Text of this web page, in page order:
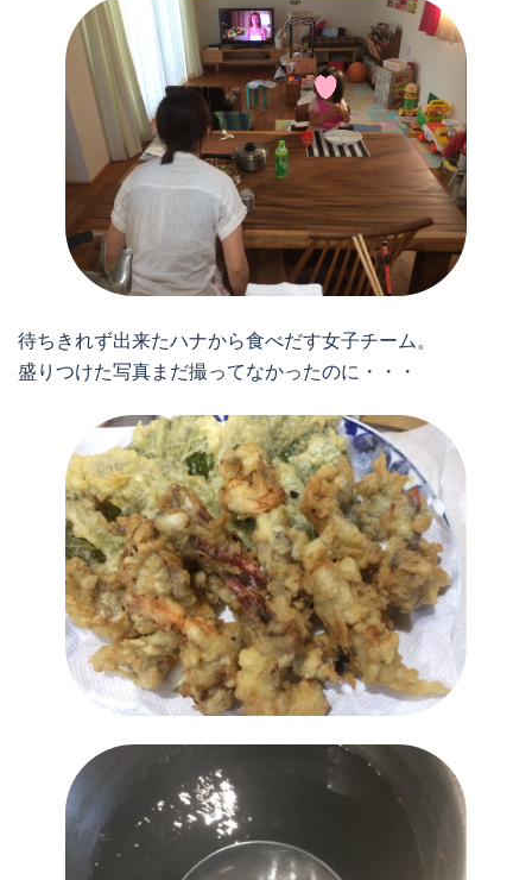
待ちきれず出来たハナから食べだす女子チーム。
盛りつけた写真まだ撮ってなかったのに・・・